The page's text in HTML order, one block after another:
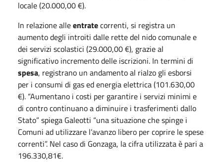
locale (20.000,00 €).
In relazione alleentratecorrenti, si registra un
aumento degli introiti dalle rette del nido comunale e
dei servizi scolastici (29.000,00 €), grazie al
significativo incremento delle iscrizioni. In termini di
spesa, registrano un andamento al rialzo gli esborsi
per i consumi di gas ed energia elettrica (101.630,00
€). “Aumentano i costi per garantire i servizi minimi e
di contro continuano a diminuire i trasferimenti dallo
Stato” spiega Galeotti “una situazione che spinge i
Comuni ad utilizzare l’avanzo libero per coprire le spese
correnti”. Nel caso di Gonzaga, la cifra utilizzata è pari a
196.330,81€.